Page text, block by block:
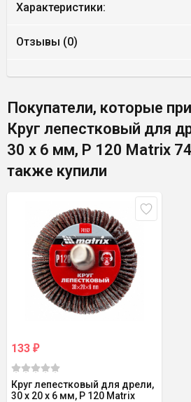
Характеристики:
Отзывы (0)
Покупатели, которые
Круг лепестковый для
30 х 6 мм, Р 120 Matrix
также купили
133 ₽
Круг лепестковый для дрели,
30 х 20 х 6 мм, P 120 Matrix